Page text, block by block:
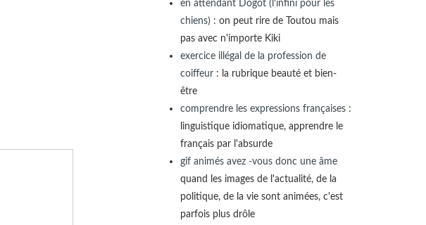
en attendant Dogot (l'infini pour les
chiens) : on peut rire de Toutou mais
pas avec n'importe Kiki
exercice illégal de la profession de
coiffeur : la rubrique beauté et bien-
être
comprendre les expressions françaises :
linguistique idiomatique, apprendre le
français par l'absurde
gif animés avez -vous donc une âme
quand les images de l'actualité, de la
politique, de la vie sont animées, c'est
parfois plus drôle